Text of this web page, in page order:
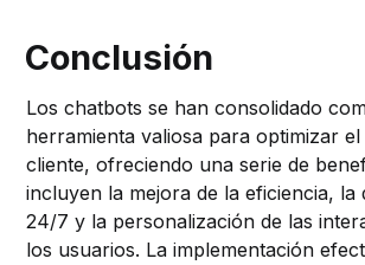
Conclusión
Los chatbots se han consolidado
herramienta valiosa para optimizar
cliente, ofreciendo una serie de
incluyen la mejora de la eficiencia, la
24/7 y la personalización de las
los usuarios. La implementación